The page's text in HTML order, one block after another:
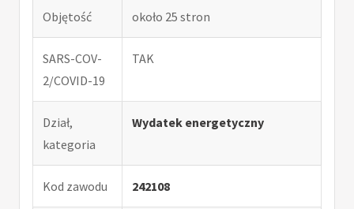
Objętość około 25 stron
SARS-COV-
2/COVID-19
TAK
Dział,
kategoria
Wydatek energetyczny
Kod zawodu 242108